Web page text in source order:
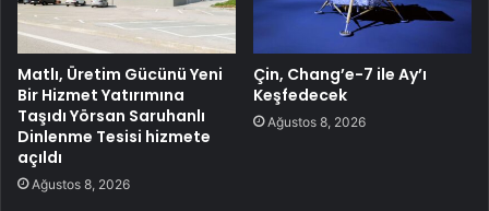
Matlı, Üretim Gücünü Yeni
Bir Hizmet Yatırımına
Taşıdı Yörsan Saruhanlı
Dinlenme Tesisi hizmete
açıldı
Ağustos 8, 2026
Çin, Chang’e-7 ile Ay’ı
Keşfedecek
Ağustos 8, 2026